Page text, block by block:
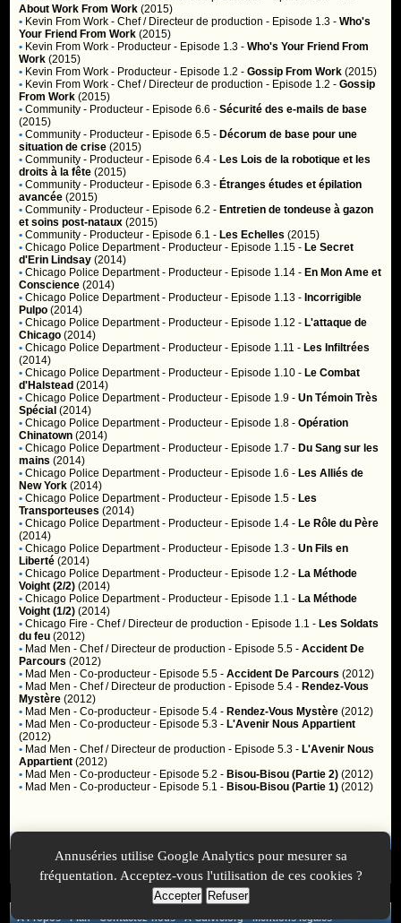
About Work From Work (2015)
• Kevin From Work - Chef / Directeur de production - Episode 1.3 -Who's
Your Friend From Work (2015)
• Kevin From Work - Producteur - Episode 1.3 -Who's Your Friend From
Work (2015)
• Kevin From Work - Producteur - Episode 1.2 -Gossip From Work (2015)
• Kevin From Work - Chef / Directeur de production - Episode 1.2 -Gossip
From Work (2015)
• Community - Producteur - Episode 6.6 -Sécurité des e-mails de base
(2015)
• Community - Producteur - Episode 6.5 - Décorum de base pour une
situation de crise (2015)
• Community - Producteur - Episode 6.4 - Les Lois de la robotique et les
droits à la fête (2015)
• Community - Producteur - Episode 6.3 - Étranges études et épilation
avancée (2015)
• Community - Producteur - Episode 6.2 - Entretien de tondeuse à gazon
et soins post-nataux (2015)
• Community - Producteur - Episode 6.1 - Les Echelles (2015)
• Chicago Police Department- Producteur - Episode 1.15 - Le Secret
d'Erin Lindsay (2014)
• Chicago Police Department- Producteur - Episode 1.14 - En Mon Ame et
Conscience (2014)
• Chicago Police Department- Producteur - Episode 1.13 - Incorrigible
Pulpo (2014)
• Chicago Police Department- Producteur - Episode 1.12 - L'attaque de
Chicago (2014)
• Chicago Police Department- Producteur - Episode 1.11 - Les Infiltrées
(2014)
• Chicago Police Department- Producteur - Episode 1.10 - Le Combat
d'Halstead (2014)
• Chicago Police Department- Producteur - Episode 1.9 -Un Témoin Très
Spécial (2014)
• Chicago Police Department- Producteur - Episode 1.8 -Opération
Chinatown (2014)
• Chicago Police Department- Producteur - Episode 1.7 - Du Sang sur les
mains (2014)
• Chicago Police Department- Producteur - Episode 1.6 - Les Alliés de
New York (2014)
• Chicago Police Department- Producteur - Episode 1.5 - Les
Transporteuses (2014)
• Chicago Police Department- Producteur - Episode 1.4 - Le Rôle du Père
(2014)
• Chicago Police Department- Producteur - Episode 1.3 -Un Fils en
Liberté (2014)
• Chicago Police Department- Producteur - Episode 1.2 - La Méthode
Voight (2/2) (2014)
• Chicago Police Department- Producteur - Episode 1.1 - La Méthode
Voight (1/2) (2014)
• Chicago Fire - Chef / Directeur de production - Episode 1.1 - Les Soldats
du feu (2012)
• Mad Men - Chef / Directeur de production - Episode 5.5 -Accident De
Parcours (2012)
• Mad Men - Co-producteur - Episode 5.5 -Accident De Parcours (2012)
• Mad Men - Chef / Directeur de production - Episode 5.4 - Rendez-Vous
Mystère (2012)
• Mad Men - Co-producteur - Episode 5.4 - Rendez-Vous Mystère (2012)
• Mad Men - Co-producteur - Episode 5.3 - L'Avenir Nous Appartient
(2012)
• Mad Men - Chef / Directeur de production - Episode 5.3 - L'Avenir Nous
Appartient (2012)
• Mad Men - Co-producteur - Episode 5.2 - Bisou-Bisou (Partie 2) (2012)
• Mad Men - Co-producteur - Episode 5.1 - Bisou-Bisou (Partie 1) (2012)
Vous ne pouvez pas accéder aux fonctionnalités réservées aux
membres car vous n'êtes pasinscritouidentifié.
A Propos-Plan-Contactez-nous-A-Suivre.org-Mentions légales-
Annuséries utilise Google Analytics pour mesurer sa
fréquentation. Acceptez-vous l'utilisation de ces cookies ?
Accepter Refuser